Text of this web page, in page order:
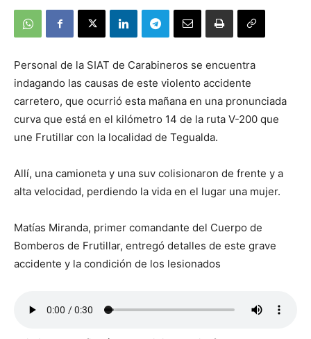
Personal de la SIAT de Carabineros se encuentra
indagando las causas de este violento accidente
carretero, que ocurrió esta mañana en una pronunciada
curva que está en el kilómetro 14 de la ruta V-200 que
une Frutillar con la localidad de Tegualda.
Allí, una camioneta y una suv colisionaron de frente y a
alta velocidad, perdiendo la vida en el lugar una mujer.
Matías Miranda, primer comandante del Cuerpo de
Bomberos de Frutillar, entregó detalles de este grave
accidente y la condición de los lesionados